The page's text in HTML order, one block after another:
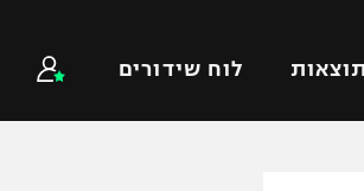
תוצאות לוח שידורים